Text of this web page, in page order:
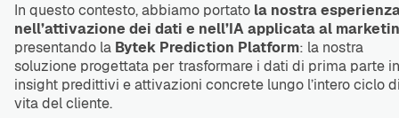
In questo contesto, abbiamo portato la nostra
nell’attivazione dei dati e nell’IA applicata al
presentando la Bytek Prediction Platform: la nostra
soluzione progettata per trasformare i dati di prima parte in
insight predittivi e attivazioni concrete lungo l’intero ciclo
vita del cliente.